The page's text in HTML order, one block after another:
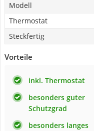
Modell
Thermostat
Steckfertig
Vorteile
inkl. Thermostat
besonders guter
Schutzgrad
besonders langes